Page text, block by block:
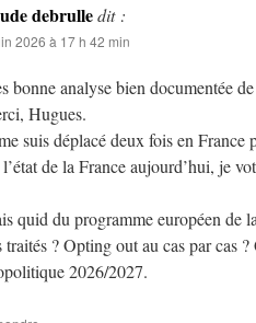
debrulledit :
2026 à 17 h 42 min
bonne analyse bien documentée
Hugues.
suis déplacé deux fois en
de la France aujourd’hui, je
quid du programme européen de
traités ? Opting out au cas par cas
2026/2027.